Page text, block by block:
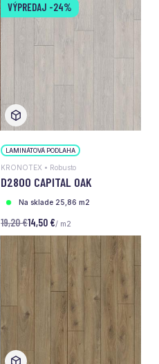
VÝPREDAJ -24%
LAMINÁTOVÁ PODLAHA
KRONOTEX • Robusto
D2800 CAPITAL OAK
Na sklade 25,86 m2
19,20 €14,50 €/ m2